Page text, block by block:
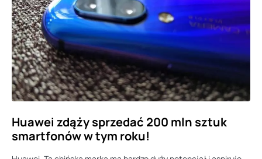
Huawei zdąży sprzedać 200 mln sztuk
smartfonów w tym roku!